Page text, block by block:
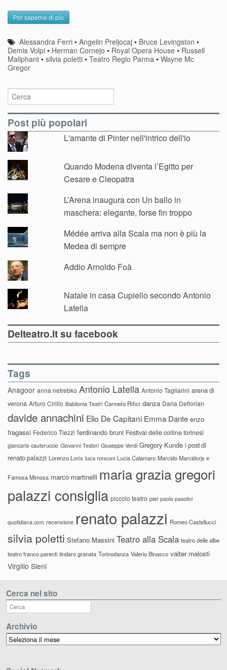
Per saperne di più
Alessandra Ferri •Angelin Preljocaj • Bruce Levingston •
Demis Volpi • Herman Cornejo • Royal Opera House • Russell
Maliphant • silvia poletti • Teatro Regio Parma • Wayne Mc
Gregor
Post più popolari
L'amante di Pinter nell'intrico dell'io
Quando Modena diventa l’Egitto per
Cesare e Cleopatra
L’Arena inaugura con Un ballo in
maschera: elegante, forse fin troppo
Médée arriva alla Scala ma non è più la
Medea di sempre
Addio Arnoldo Foà
Natale in casa Cupiello secondo Antonio
Latella
Delteatro.it su facebook
Tags
Anagoor anna netrebko Antonio Latella Antonio Tagliarini arena di
verona Arturo Cirillo Babilonia Teatri Carmelo Rifici danza Daria Deflorian
davide annachini Elio De Capitani Emma Dante enzo
fragassi Federico Tiezzi ferdinando bruni Festival delle colline torinesi
giancarlo cauteruccio Giovanni Testori Giuseppe Verdi Gregory Kunde i post di
renato palazzi Lorenzo Loris luca ronconi Lucia Calamaro Marcido Marcidorjs e
Famosa Mimosa marco martinelli maria grazia gregori
palazzi consiglia piccolo teatro pier paolo pasolini
quotidiana.com recensione renato palazzi Romeo Castellucci
silvia poletti Stefano Massini Teatro alla Scala teatro delle albe
teatro franco parenti tindaro granata Torinodanza Valerio Binasco valter malosti
Virgilio Sieni
Cerca nel sito
Archivio
Archivio